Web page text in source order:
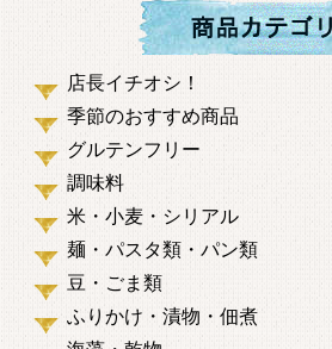
店長イチオシ！
季節のおすすめ商品
グルテンフリー
調味料
米・小麦・シリアル
麺・パスタ類・パン類
豆・ごま類
ふりかけ・漬物・佃煮